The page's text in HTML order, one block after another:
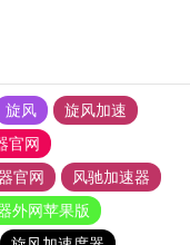
旋风
旋风加速
官网
官网
风驰加速器
外网苹果版